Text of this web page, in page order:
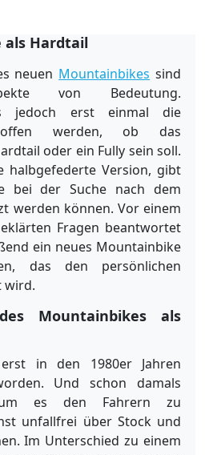
als Hardtail
neuen Mountainbikes sind
von Bedeutung.
jedoch erst einmal die
werden, ob das
oder ein Fully sein soll.
halbgefederte Version, gibt
bei der Suche nach dem
werden können. Vor einem
Fragen beantwortet
ein neues Mountainbike
das den persönlichen
wird.
Mountainbikes als
in den 1980er Jahren
Und schon damals
es den Fahrern zu
unfallfrei über Stock und
Im Unterschied zu einem